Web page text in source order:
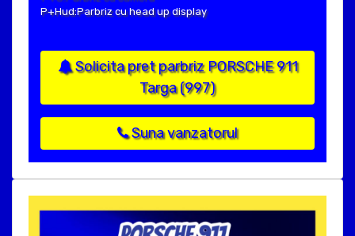
P+Hud:Parbriz cu head up display
Solicita pret parbriz PORSCHE 911
Targa (997)
Suna vanzatorul